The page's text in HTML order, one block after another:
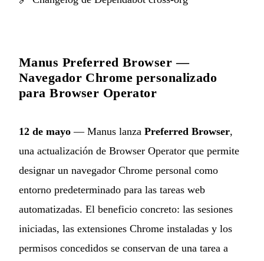
Manus Preferred Browser —
Navegador Chrome personalizado
para Browser Operator
12 de mayo — Manus lanza Preferred Browser,
una actualización de Browser Operator que permite
designar un navegador Chrome personal como
entorno predeterminado para las tareas web
automatizadas. El beneficio concreto: las sesiones
iniciadas, las extensiones Chrome instaladas y los
permisos concedidos se conservan de una tarea a